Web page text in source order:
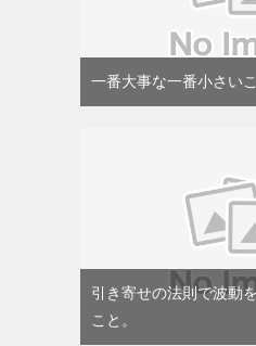
一番大事な一番小さい
引き寄せの法則で波動
こと。